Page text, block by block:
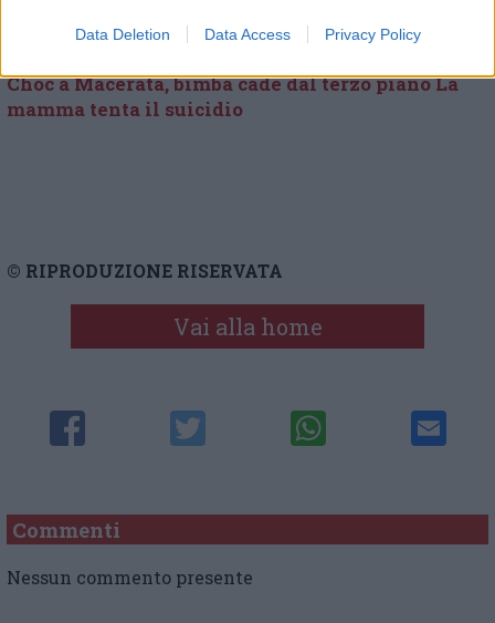
Data Deletion Data Access Privacy Policy
Choc a Macerata, bimba cade dal terzo piano La
mamma tenta il suicidio
© RIPRODUZIONE RISERVATA
Vai alla home
Commenti
Nessun commento presente